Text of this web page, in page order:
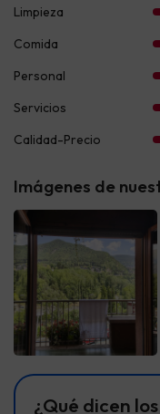
Imágenes de
¿Qué dicen